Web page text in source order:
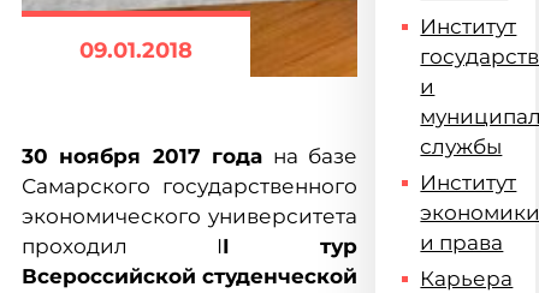
09.01.2018
30 ноября 2017 года на базе
Самарского государственного
экономического университета
проходил II тур
Всероссийской студенческой
Институт
и
службы
Институт
и права
Карьера